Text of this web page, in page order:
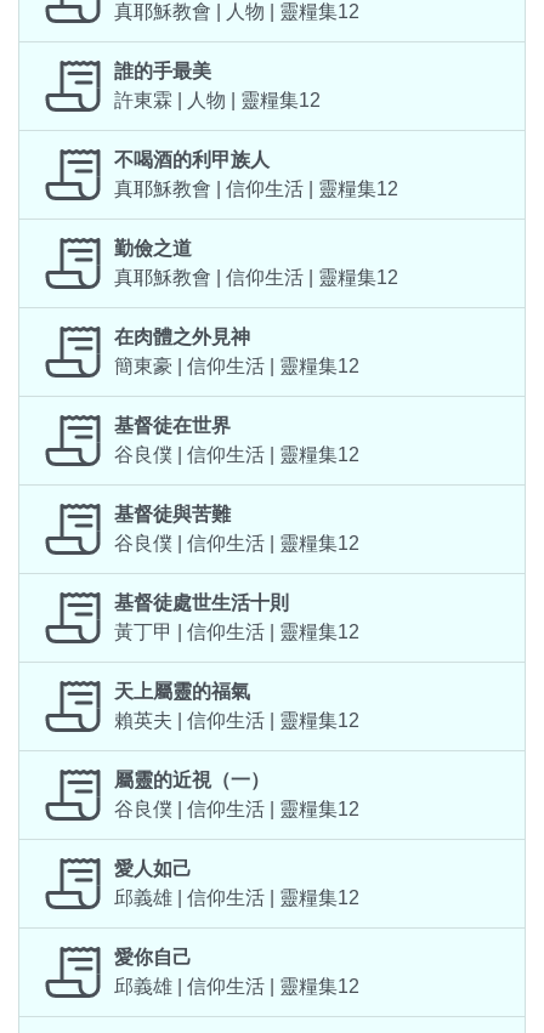
真耶穌教會 | 人物 | 靈糧集12
誰的手最美
許東霖 | 人物 | 靈糧集12
不喝酒的利甲族人
真耶穌教會 | 信仰生活 | 靈糧集12
勤儉之道
真耶穌教會 | 信仰生活 | 靈糧集12
在肉體之外見神
簡東豪 | 信仰生活 | 靈糧集12
基督徒在世界
谷良僕 | 信仰生活 | 靈糧集12
基督徒與苦難
谷良僕 | 信仰生活 | 靈糧集12
基督徒處世生活十則
黃丁甲 | 信仰生活 | 靈糧集12
天上屬靈的福氣
賴英夫 | 信仰生活 | 靈糧集12
屬靈的近視（一）
谷良僕 | 信仰生活 | 靈糧集12
愛人如己
邱義雄 | 信仰生活 | 靈糧集12
愛你自己
邱義雄 | 信仰生活 | 靈糧集12